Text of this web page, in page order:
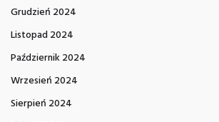
Grudzień 2024
Listopad 2024
Październik 2024
Wrzesień 2024
Sierpień 2024